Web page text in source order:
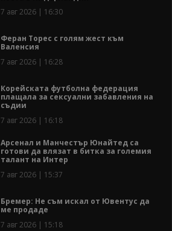
7 авг 2026 | 16:30
Феран Торес с голям жест към
Валенсия
7 авг 2026 | 16:28
Корейската футболна федерация
плащала за сексуални забавления на
съдии
7 авг 2026 | 16:18
Арсенал и Манчестър Юнайтед са
готови да влязат в битка за големия
талант на Интер
7 авг 2026 | 15:37
Бремер: Не съм искал от Ювентус да
ме продаде
7 авг 2026 | 15:18